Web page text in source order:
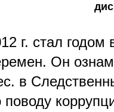
г. стал
Он
в
поводу